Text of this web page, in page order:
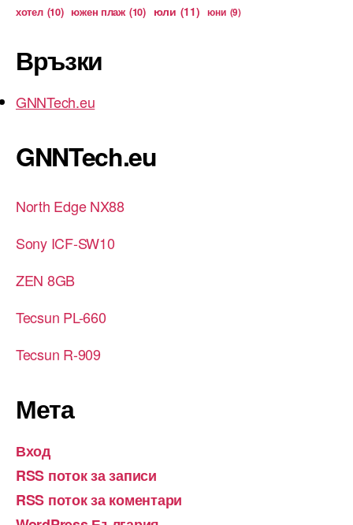
хотел (10) южен плаж (10) юли (11) юни (9)
Връзки
GNNTech.eu
GNNTech.eu
North Edge NX88
Sony ICF-SW10
ZEN 8GB
Tecsun PL-660
Tecsun R-909
Мета
Вход
RSS поток за записи
RSS поток за коментари